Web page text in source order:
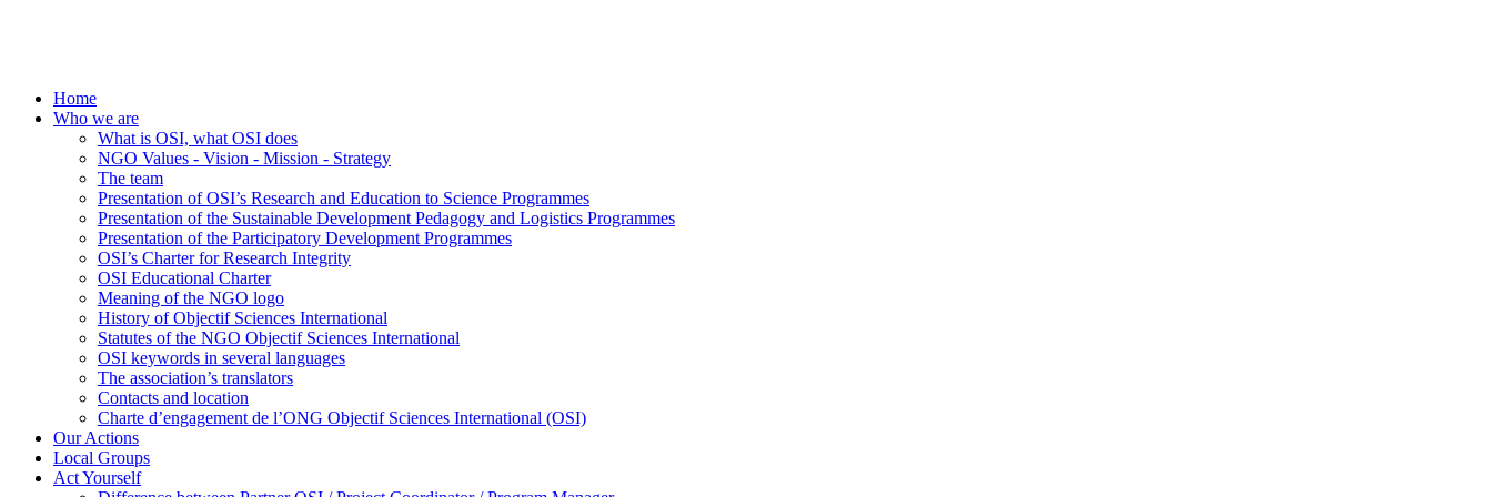
Home
Who we are
What is OSI, what OSI does
NGO Values - Vision - Mission - Strategy
The team
Presentation of OSI’s Research and Education to Science Programmes
Presentation of the Sustainable Development Pedagogy and Logistics Programmes
Presentation of the Participatory Development Programmes
OSI’s Charter for Research Integrity
OSI Educational Charter
Meaning of the NGO logo
History of Objectif Sciences International
Statutes of the NGO Objectif Sciences International
OSI keywords in several languages
The association’s translators
Contacts and location
Charte d’engagement de l’ONG Objectif Sciences International (OSI)
Our Actions
Local Groups
Act Yourself